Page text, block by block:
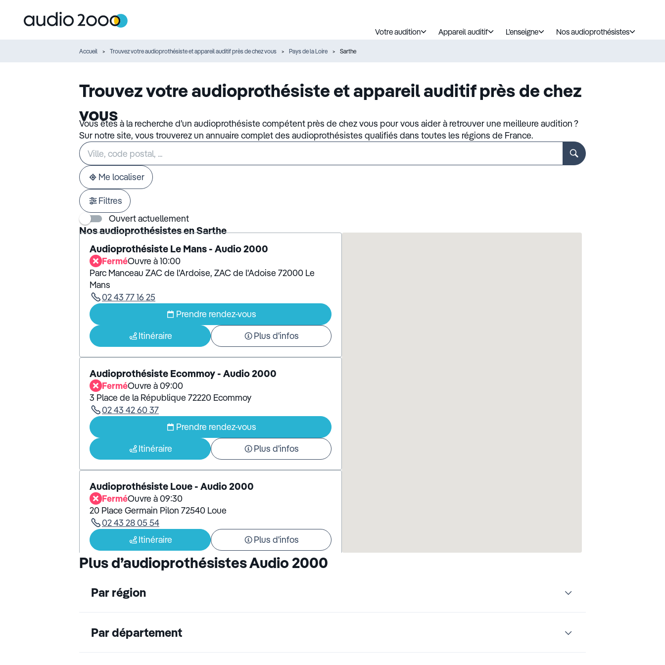
Votre audition Appareil auditif L’enseigne Nos audioprothésistes
Accueil Trouvez votre audioprothésiste et appareil auditif près de chez vous Pays de la Loire Sarthe
Trouvez votre audioprothésiste et appareil auditif près de chez
vous
Vous êtes à la recherche d’un audioprothésiste compétent près de chez vous pour vous aider à retrouver une meilleure audition ?
Sur notre site, vous trouverez un annuaire complet des audioprothésistes qualifiés dans toutes les régions de France.
Veuillez
renseigner
une
adresse
Me localiser
Filtres
Ouvert actuellement
Nos audioprothésistes en Sarthe
Audioprothésiste Le Mans - Audio 2000
FerméOuvre à 10:00
Parc Manceau ZAC de l'Ardoise, ZAC de l'Adoise 72000 Le
Mans
02 43 77 16 25
Prendre rendez-vous
Itinéraire
Plus d'infos
Audioprothésiste Ecommoy - Audio 2000
FerméOuvre à 09:00
3 Place de la République 72220 Ecommoy
02 43 42 60 37
Prendre rendez-vous
Itinéraire
Plus d'infos
Audioprothésiste Loue - Audio 2000
FerméOuvre à 09:30
20 Place Germain Pilon 72540 Loue
02 43 28 05 54
Itinéraire
Plus d'infos
FerméOuvre à 09:30
3 Bis Place Thiers 72130 Fresnay Sur Sarthe
02 43 97 22 09
Itinéraire
Plus d’audioprothésistes Audio 2000
Par région
Par département